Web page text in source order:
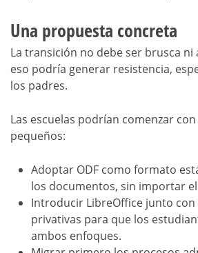
Una propuesta concreta
La transición no debe ser brusca ni
eso podría generar resistencia,
los padres.
Las escuelas podrían comenzar
pequeños:
Adoptar ODF como formato
los documentos, sin importar
Introducir LibreOffice junto
privativas para que los
ambos enfoques.